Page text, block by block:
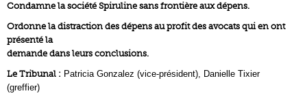
Condamne la société Spiruline sans frontière aux dépens.
Ordonne la distraction des dépens au profit des avocats qui en ont
présenté la
demande dans leurs conclusions.
Le Tribunal : Patricia Gonzalez (vice-président), Danielle Tixier
(greffier)